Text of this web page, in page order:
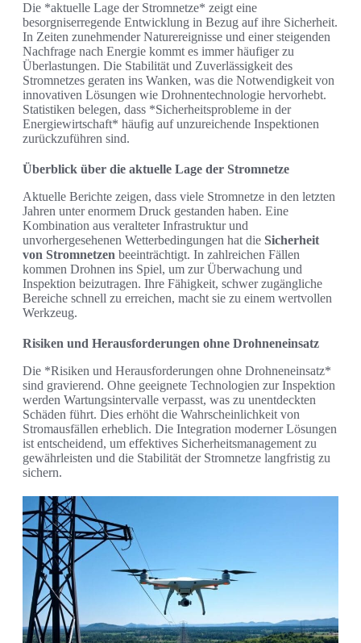
Die *aktuelle Lage der Stromnetze* zeigt eine
besorgniserregende Entwicklung in Bezug auf ihre Sicherheit.
In Zeiten zunehmender Naturereignisse und einer steigenden
Nachfrage nach Energie kommt es immer häufiger zu
Überlastungen. Die Stabilität und Zuverlässigkeit des
Stromnetzes geraten ins Wanken, was die Notwendigkeit von
innovativen Lösungen wie Drohnentechnologie hervorhebt.
Statistiken belegen, dass *Sicherheitsprobleme in der
Energiewirtschaft* häufig auf unzureichende Inspektionen
zurückzuführen sind.
Überblick über die aktuelle Lage der Stromnetze
Aktuelle Berichte zeigen, dass viele Stromnetze in den letzten
Jahren unter enormem Druck gestanden haben. Eine
Kombination aus veralteter Infrastruktur und
unvorhergesehenen Wetterbedingungen hat die Sicherheit
von Stromnetzen beeinträchtigt. In zahlreichen Fällen
kommen Drohnen ins Spiel, um zur Überwachung und
Inspektion beizutragen. Ihre Fähigkeit, schwer zugängliche
Bereiche schnell zu erreichen, macht sie zu einem wertvollen
Werkzeug.
Risiken und Herausforderungen ohne Drohneneinsatz
Die *Risiken und Herausforderungen ohne Drohneneinsatz*
sind gravierend. Ohne geeignete Technologien zur Inspektion
werden Wartungsintervalle verpasst, was zu unentdeckten
Schäden führt. Dies erhöht die Wahrscheinlichkeit von
Stromausfällen erheblich. Die Integration moderner Lösungen
ist entscheidend, um effektives Sicherheitsmanagement zu
gewährleisten und die Stabilität der Stromnetze langfristig zu
sichern.